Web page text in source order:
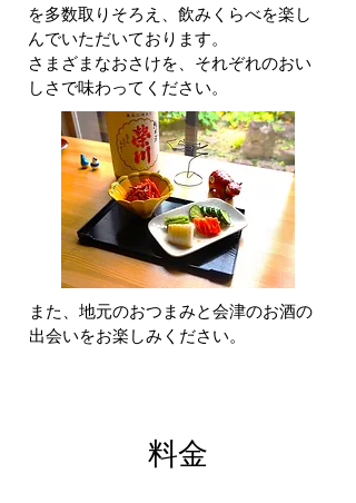
を多数取りそろえ、飲みくらべを楽し
んでいただいております。
さまざまなおさけを、それぞれのおい
しさで味わってください。
また、地元のおつまみと会津のお酒の
出会いをお楽しみください。
​料金